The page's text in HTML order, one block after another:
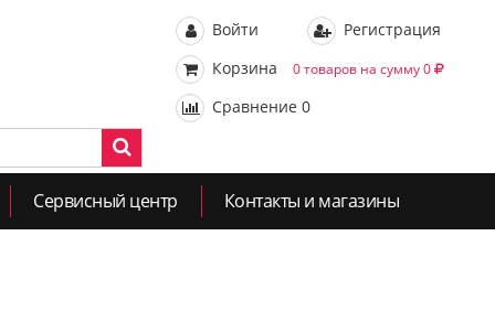
Войти
Регистрация
Корзина
0 товаров на сумму 0
Сравнение 0
Сервисный центр Контакты и магазины